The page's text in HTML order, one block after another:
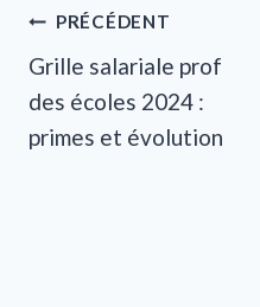
Navigation
de
l’article
PRÉCÉDENT
Grille salariale prof
des écoles 2024 :
primes et évolution